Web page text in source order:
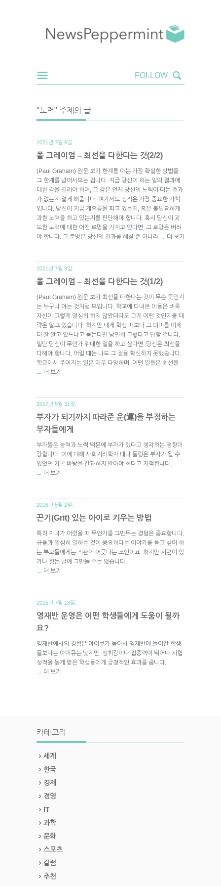
"노력" 주제의 글
2021년 7월 9일.
폴 그레이엄 – 최선을 다한다는 것(2/2)
(Paul Graham) 원문 보기 한계를 아는 가장 확실한 방법을
그 한계를 넘어서보는 겁니다. 지금 당신이 하는 일의 결과에
대한 감을 길러야 하며, 그 감은 언제 당신의 노력이 더는 효과
가 없는지 알게 해줍니다. 여기서도 정직은 가장 중요한 가치
입니다. 당신이 지금 게으름을 피고 있는지, 혹은 불필요하게
과한 노력을 하고 있는지를 판단해야 합니다. 혹시 당신이 과
도한 노력에 대한 어떤 로망을 가지고 있다면, 그 로망은 버려
야 합니다. 그 로망은 당신의 결과를 해칠 뿐 아니라 → 더 보기
2021년 7월 9일.
폴 그레이엄 – 최선을 다한다는 것(1/2)
(Paul Graham) 원문 보기 최선을 다한다는 것이 무슨 뜻인지
는 누구나 아는 것처럼 보입니다. 학교에 다녀본 이들은 비록
자신이 그렇게 열심히 하지 않았더라도 그게 어떤 것인지를 대
략은 알고 있습니다. 하지만 내게 학생 때보다 그 의미를 이제
더 잘 알고 있느냐고 묻는다면 당연히 그렇다고 답할 겁니다.
일단 당신이 무언가 위대한 일을 하고 싶다면, 당신은 최선을
다해야 합니다. 어릴 때는 나도 그 점을 확신하지 못했습니다.
학교에서 주어지는 일은 매우 다양하며, 어떤 일들은 최선을
→ 더 보기
2017년 5월 31일.
부자가 되기까지 따라준 운(運)을 부정하는
부자들에게
부자들은 능력과 노력 덕분에 부자가 됐다고 생각하는 경향이
강합니다. 이에 대해 사회지리학자 대니 돌링은 부자가 될 수
있었던 기본 바탕을 간과하지 말아야 한다고 지적합니다.
→ 더 보기
2016년 5월 2일.
끈기(Grit) 있는 아이로 키우는 방법
특히 자녀가 어렸을 때 무언가를 그만두는 경험은 중요합니다.
규율과 열심히 일하는 것이 중요하다는 이야기를 듣고 싶어 하
는 부모들에게는 직관에 어긋나는 조언이죠. 하지만 시련이 있
거나 힘든 날에 그만둘 수는 없습니다.
→ 더 보기
2015년 7월 13일.
영재반 운영은 어떤 학생들에게 도움이 될까
요?
영재반에서의 경험은 아이큐가 높아서 영재반에 들어간 학생
들보다는 아이큐는 낮지만, 성취감이나 집중력이 뛰어나 시험
성적을 높게 받은 학생들에게 긍정적인 효과를 줍니다.
→ 더 보기
카테고리
세계
한국
경제
경영
IT
과학
문화
스포츠
칼럼
추천